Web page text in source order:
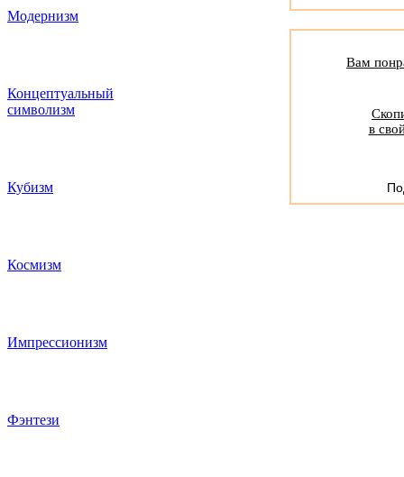
Модернизм
Концептуальный
символизм
Кубизм
Космизм
Импрессионизм
Фэнтези
Вам
в